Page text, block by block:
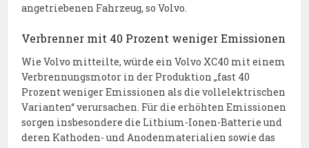
angetriebenen Fahrzeug, so Volvo.
Verbrenner mit 40 Prozent weniger Emissionen
Wie Volvo mitteilte, würde ein Volvo XC40 mit einem
Verbrennungsmotor in der Produktion „fast 40
Prozent weniger Emissionen als die vollelektrischen
Varianten“ verursachen. Für die erhöhten Emissionen
sorgen insbesondere die Lithium-Ionen-Batterie und
deren Kathoden- und Anodenmaterialien sowie das